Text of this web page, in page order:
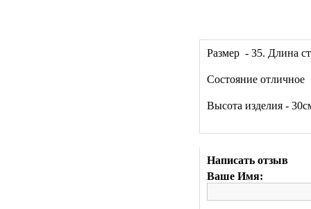
Размер - 35. Длина
Состояние отличное
Высота изделия -
Написать отзыв
Ваше Имя: